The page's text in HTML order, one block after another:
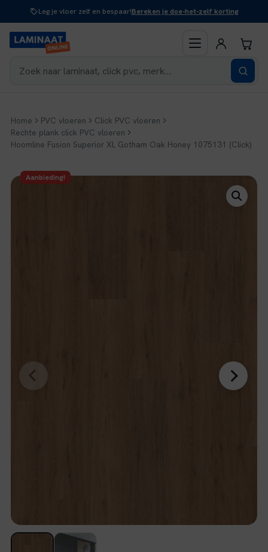
inhoud
Leg je vloer zelf en bespaar!Bereken je doe-het-zelf korting
Home PVC vloeren
Click PVC vloeren
Rechte plank click PVC vloeren
Hoomline Fusion Superior XL Gotham Oak Honey 1075131 (Click)
Aanbieding!